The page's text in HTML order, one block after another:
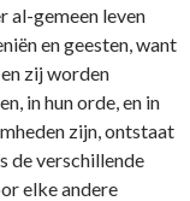
al-gemeen leven
en geesten, want
zij worden
in hun orde, en in
zijn, ontstaat
de verschillende
elke andere